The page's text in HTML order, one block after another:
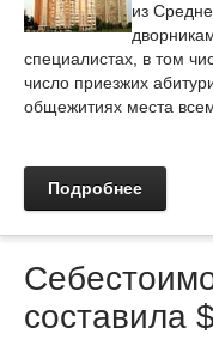
из
специалистах, в том
число приезжих
общежитиях места всем
Подробнее
составила